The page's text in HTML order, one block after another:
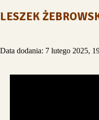
LESZEK
Data dodania: 7 lutego 2025,